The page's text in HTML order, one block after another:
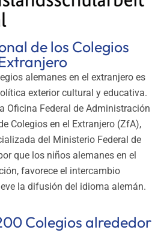
de los Colegios
alemanes en el extranjero es
exterior cultural y educativa.
Oficina Federal de Administración
Colegios en el Extranjero (ZfA),
del Ministerio Federal de
que los niños alemanes en el
favorece el intercambio
la difusión del idioma alemán.
Colegios alrededor